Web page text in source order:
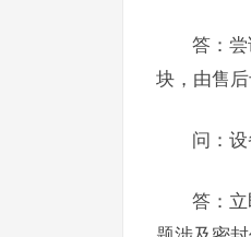
答：
块，由售后
问：
答：